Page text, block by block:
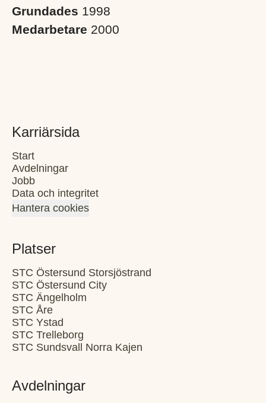
Grundades 1998
Medarbetare 2000
Karriärsida
Start
Avdelningar
Jobb
Data och integritet
Hantera cookies
Platser
STC Östersund Storsjöstrand
STC Östersund City
STC Ängelholm
STC Åre
STC Ystad
STC Trelleborg
STC Sundsvall Norra Kajen
Avdelningar